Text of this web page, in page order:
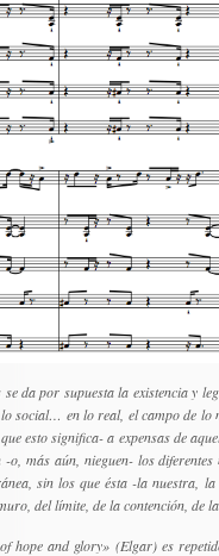
da por supuesta la existencia y
social… en lo real, el campo de lo
esto significa- a expensas de
o, más aún, nieguen- los
sin los que ésta -la nuestra,
del límite, de la contención, de
hope and glory» (Elgar) es